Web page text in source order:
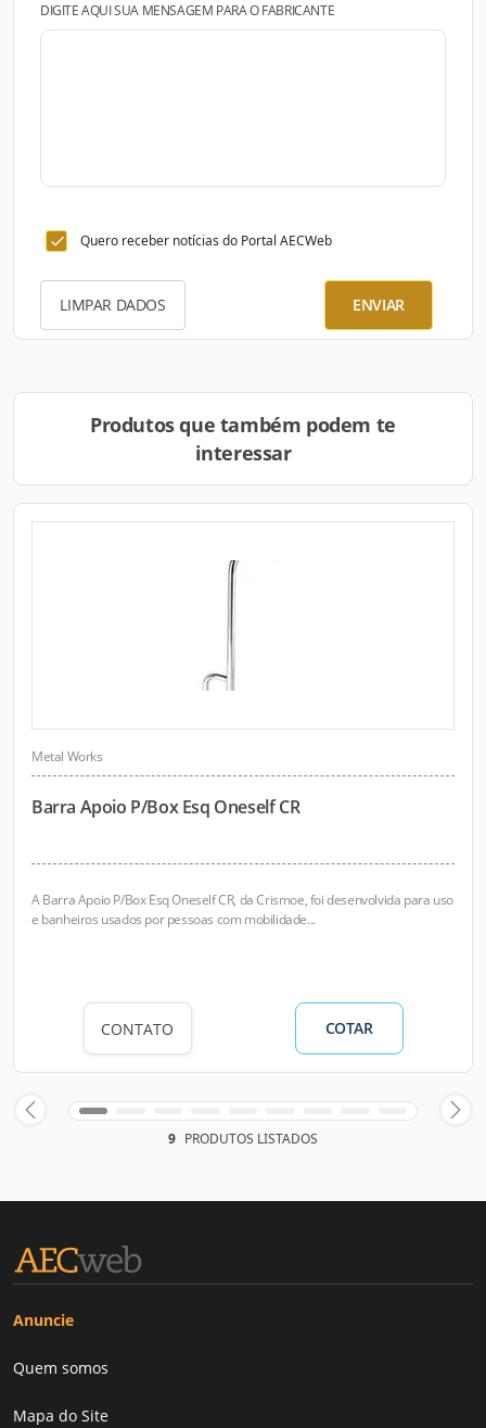
DIGITE AQUI SUA MENSAGEM PARA O FABRICANTE
Quero receber notícias do Portal AECWeb
LIMPAR DADOS ENVIAR
Produtos que também podem te
interessar
Metal Works
Barra Apoio P/Box Esq Oneself CR
A Barra Apoio P/Box Esq Oneself CR, da Crismoe, foi desenvolvida para uso
e banheiros usados por pessoas com mobilidade...
CONTATO COTAR
9 PRODUTOS LISTADOS
Anuncie
Quem somos
Mapa do Site